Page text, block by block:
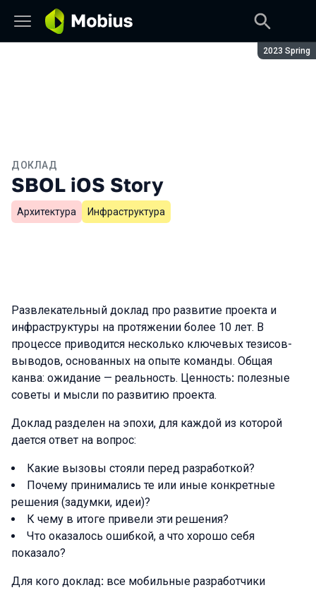
Сезон:
2023 Spring
ДОКЛАД
SBOL iOS Story
Архитектура Инфраструктура
Развлекательный доклад про развитие проекта и
инфраструктуры на протяжении более 10 лет. В
процессе приводится несколько ключевых тезисов-
выводов, основанных на опыте команды. Общая
канва: ожидание — реальность. Ценность: полезные
советы и мысли по развитию проекта.
Доклад разделен на эпохи, для каждой из которой
дается ответ на вопрос:
Какие вызовы стояли перед разработкой?
Почему принимались те или иные конкретные
решения (задумки, идеи)?
К чему в итоге привели эти решения?
Что оказалось ошибкой, а что хорошо себя
показало?
Для кого доклад: все мобильные разработчики